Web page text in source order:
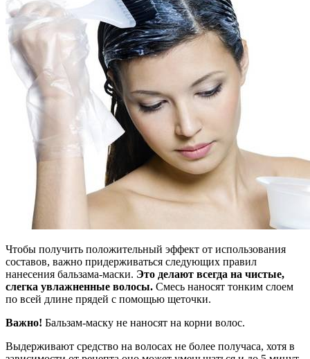
Чтобы получить положительный эффект от использования
составов, важно придерживаться следующих правил
нанесения бальзама-маски. Это делают всегда на чистые,
слегка увлажненные волосы. Смесь наносят тонким слоем
по всей длине прядей с помощью щеточки.
Важно! Бальзам-маску не наносят на корни волос.
Выдерживают средство на волосах не более получаса, хотя в